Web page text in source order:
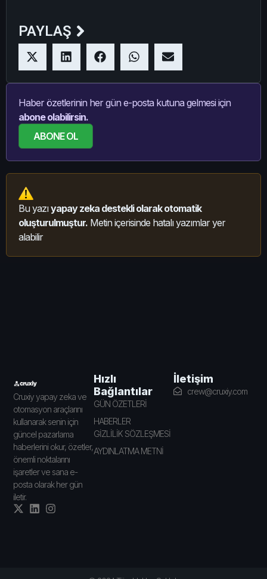
PAYLAŞ
Haber özetlerinin her gün e-posta kutuna gelmesi için
abone olabilirsin.
ABONE OL
Bu yazıyapay zeka destekli olarak otomatik
oluşturulmuştur. Metin içerisinde hatalı yazımlar yer
alabilir
Cruxiy yapay zeka ve
otomasyon araçlarını
kullanarak senin için
güncel pazarlama
haberlerini okur, özetler,
önemli noktalarını
işaretler ve sana e-
posta olarak her gün
iletir.
Hızlı
Bağlantılar
GÜN ÖZETLERİ
HABERLER
GİZLİLİK SÖZLEŞMESİ
AYDINLATMA METNİ
İletişim
crew@cruxiy.com